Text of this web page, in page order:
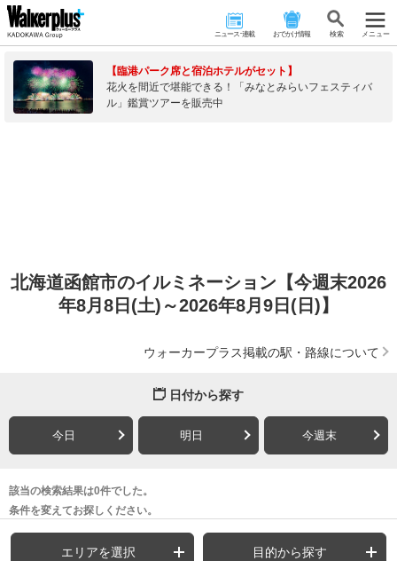
ニュース･連載 おでかけ情報 検 索 メニュー
【臨港パーク席と宿泊ホテルがセット】
花火を間近で堪能できる！「みなとみらいフェスティバ
ル」鑑賞ツアーを販売中
北海道函館市のイルミネーション【今週末2026
年8月8日(土)～2026年8月9日(日)】
ウォーカープラス掲載の駅・路線について
日付から探す
今日 明日 今週末
該当の検索結果は0件でした。
条件を変えてお探しください。
エリアを選択 目的から探す